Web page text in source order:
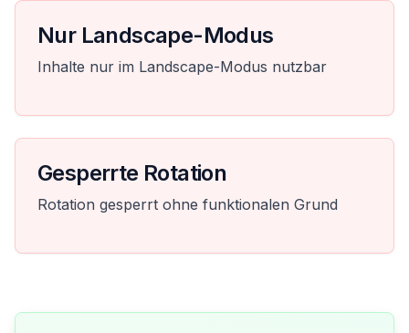
Nur Landscape-Modus
Inhalte nur im Landscape-Modus nutzbar
Gesperrte Rotation
Rotation gesperrt ohne funktionalen Grund